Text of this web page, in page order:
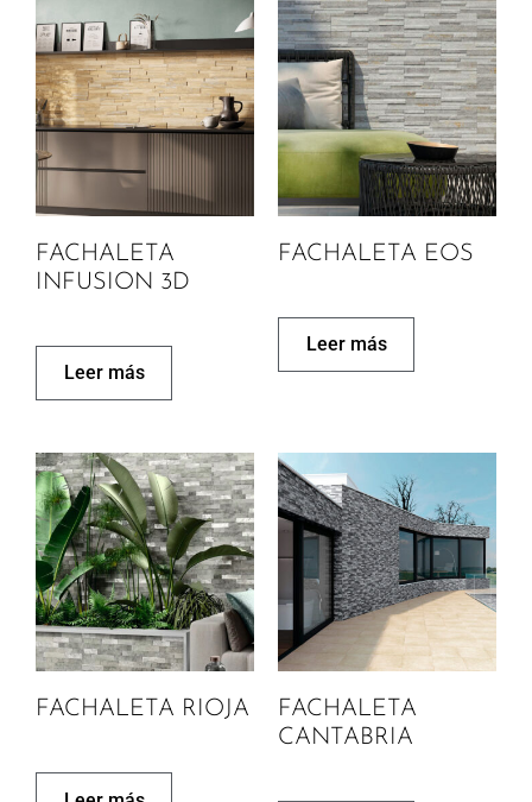
FACHALETA
INFUSION 3D
Leer más
FACHALETA EOS
Leer más
FACHALETA RIOJA
FACHALETA
CANTABRIA